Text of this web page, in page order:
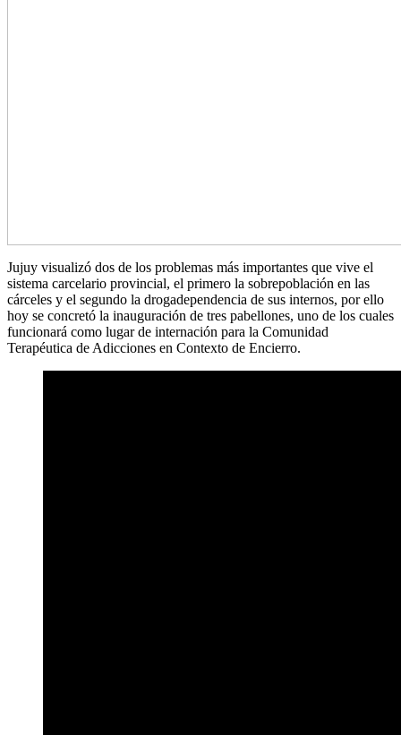
Jujuy visualizó dos de los problemas más importantes que vive el
sistema carcelario provincial, el primero la sobrepoblación en las
cárceles y el segundo la drogadependencia de sus internos, por ello
hoy se concretó la inauguración de tres pabellones, uno de los cuales
funcionará como lugar de internación para la Comunidad
Terapéutica de Adicciones en Contexto de Encierro.